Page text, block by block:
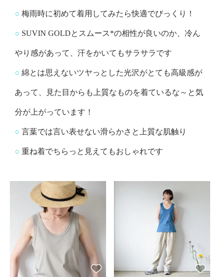
○ 梅雨時に初めて着用してみたら快適でびっくり！
○ SUVIN GOLDとスムース*の相性が良いのか、冷ん
やり感があって、汗をかいてもサラサラです
○ 綿とは思えないツヤっとした光沢がとても高級感が
あって、見た目からも上質なものを着ているな～と気
分が上がっています！
○ 言葉では言い表せない滑らかさと上質な肌触り
○ 重ね着でちらっと見えてもおしゃれです